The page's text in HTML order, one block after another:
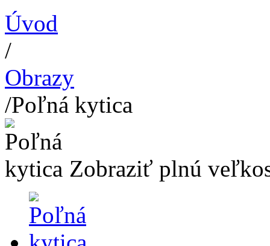
Úvod
/
Obrazy
/Poľná kytica
Zobraziť plnú